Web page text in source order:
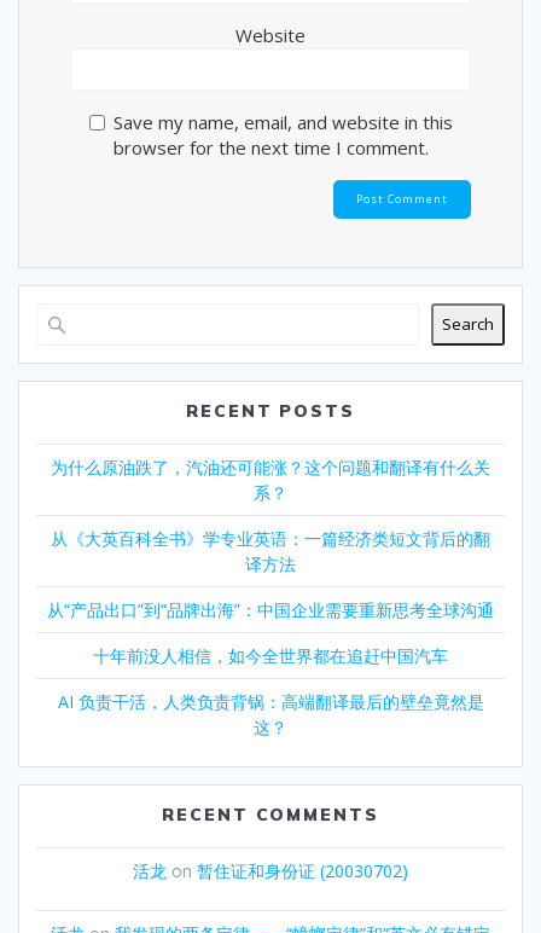
Website
Save my name, email, and website in this
browser for the next time I comment.
Search
RECENT POSTS
为什么原油跌了，汽油还可能涨？这个问题和翻译有什么关
系？
从《大英百科全书》学专业英语：一篇经济类短文背后的翻
译方法
从“产品出口”到“品牌出海”：中国企业需要重新思考全球沟通
十年前没人相信，如今全世界都在追赶中国汽车
AI 负责干活，人类负责背锅：高端翻译最后的壁垒竟然是
这？
RECENT COMMENTS
活龙 on 暂住证和身份证 (20030702)